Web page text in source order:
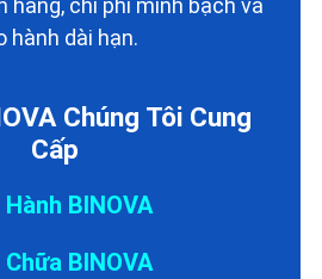
hãng, chi phí minh bạch và
hành dài hạn.
Chúng Tôi Cung
Cấp
Hành BINOVA
BINOVA